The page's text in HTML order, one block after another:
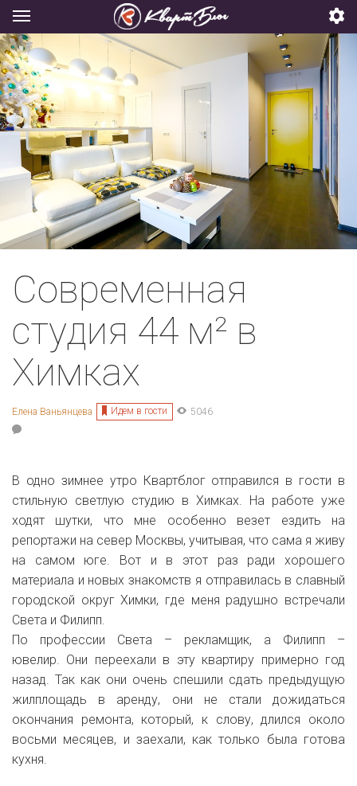
Современная
студия 44 м² в
Химках
Елена Ваньянцева Идем в гости 5046
В одно зимнее утро Квартблог отправился в гости в
стильную светлую студию в Химках. На работе уже
ходят шутки, что мне особенно везет ездить на
репортажи на север Москвы, учитывая, что сама я живу
на самом юге. Вот и в этот раз ради хорошего
материала и новых знакомств я отправилась в славный
городской округ Химки, где меня радушно встречали
Света и Филипп.
По профессии Света – рекламщик, а Филипп –
ювелир. Они переехали в эту квартиру примерно год
назад. Так как они очень спешили сдать предыдущую
жилплощадь в аренду, они не стали дожидаться
окончания ремонта, который, к слову, длился около
восьми месяцев, и заехали, как только была готова
кухня.